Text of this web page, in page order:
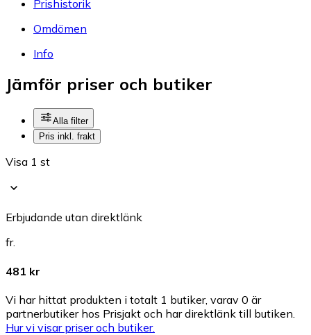
Prishistorik
Omdömen
Info
Jämför priser och butiker
Alla filter
Pris inkl. frakt
Visa 1 st
Erbjudande utan direktlänk
fr.
481 kr
Vi har hittat produkten i totalt 1 butiker, varav 0 är
partnerbutiker hos Prisjakt och har direktlänk till butiken.
Hur vi visar priser och butiker.